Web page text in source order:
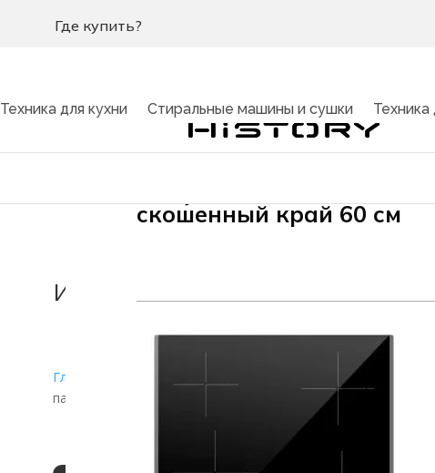
Где купить?
Техника для кухни Стиральные машины и сушки
Индукционные панели
Главная страница Крупнобытовая и
панели
скошенный край 60 см